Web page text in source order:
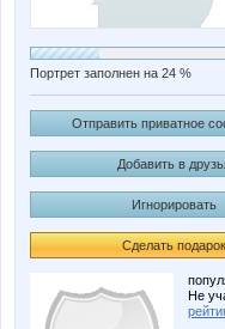
Портрет заполнен на 24 %
Отправить приватное
Добавить в
Игнорировать
Сделать подарок
Не